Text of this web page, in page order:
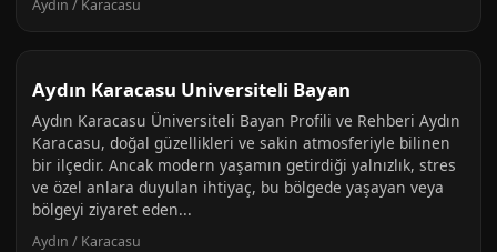
Aydın / Karacasu
Aydın Karacasu Universiteli Bayan
Aydın Karacasu Üniversiteli Bayan Profili ve Rehberi Aydın
Karacasu, doğal güzellikleri ve sakin atmosferiyle bilinen
bir ilçedir. Ancak modern yaşamın getirdiği yalnızlık, stres
ve özel anlara duyulan ihtiyaç, bu bölgede yaşayan veya
bölgeyi ziyaret eden...
Aydın / Karacasu